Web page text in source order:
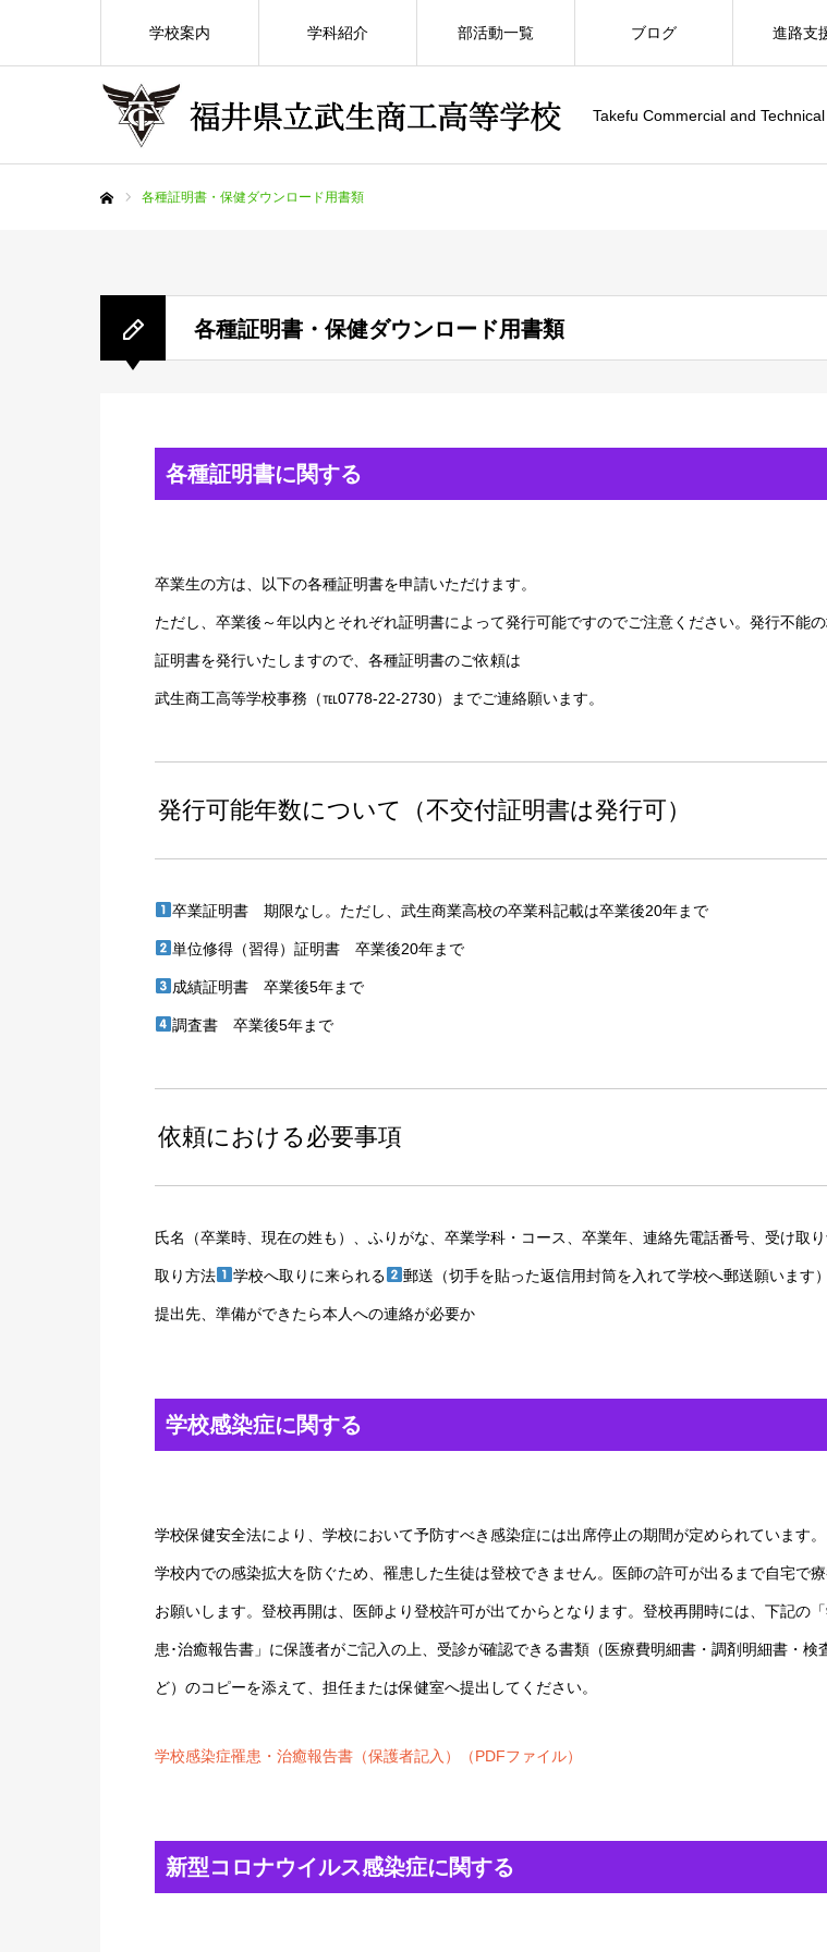
Takefu Commercial and
学校案内 学科紹介 部活動一覧 ブログ 進路支
各種証明書・保健ダウンロード用書類
各種証明書・保健ダウンロード用書類
各種証明書に関する
卒業生の方は、以下の各種証明書を申請いただけます。
ただし、卒業後～年以内とそれぞれ証明書によって発行可能ですのでご注意ください。発行不能
証明書を発行いたしますので、各種証明書のご依頼は
武生商工高等学校事務（℡0778-22-2730）までご連絡願います。
発行可能年数について（不交付証明書は発行可）
卒業証明書 期限なし。ただし、武生商業高校の卒業科記載は卒業後20年まで
単位修得（習得）証明書 卒業後20年まで
成績証明書 卒業後5年まで
調査書 卒業後5年まで
依頼における必要事項
氏名（卒業時、現在の姓も）、ふりがな、卒業学科・コース、卒業年、連絡先電話番号、受け取
取り方法 学校へ取りに来られる 郵送（切手を貼った返信用封筒を入れて学校へ郵送願います
提出先、準備ができたら本人への連絡が必要か
学校感染症に関する
学校保健安全法により、学校において予防すべき感染症には出席停止の期間が定められています。
学校内での感染拡大を防ぐため、罹患した生徒は登校できません。医師の許可が出るまで自宅で
お願いします。登校再開は、医師より登校許可が出てからとなります。登校再開時には、下記の
患･治癒報告書」に保護者がご記入の上、受診が確認できる書類（医療費明細書・調剤明細書・検
ど）のコピーを添えて、担任または保健室へ提出してください。
学校感染症罹患・治癒報告書（保護者記入）（PDFファイル）
新型コロナウイルス感染症に関する